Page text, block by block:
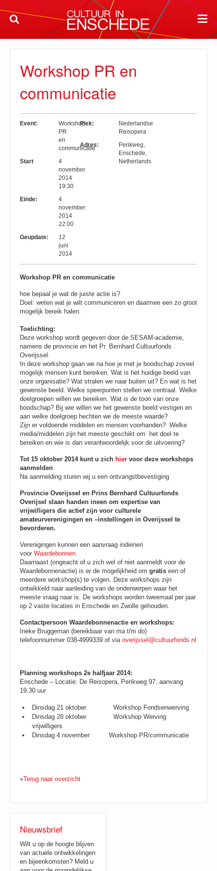
Workshop PR en
communicatie
Event:
Workshop
PR
en
communicatie
Start
4
november
2014
19:30
Einde:
4
november
2014
22:00
Geupdate:
12
juni
2014
Plek:
Nederlandse
Reisopera
Adres:
Perikweg,
Enschede,
Netherlands
Workshop PR en communicatie
hoe bepaal je wat de juiste actie is?
Doel: weten wat je wilt communiceren en daarmee een zo groot
mogelijk bereik halen.
Toelichting:
Deze workshop wordt gegeven door de SESAM-academie,
namens de provincie en het Pr. Bernhard Cultuurfonds
Overijssel.
In deze workshop gaan we na hoe je met je boodschap zoveel
mogelijk mensen kunt bereiken. Wat is het huidige beeld van
onze organisatie? Wat stralen we naar buiten uit? En wat is het
gewenste beeld. Welke speerpunten stellen we centraal. Welke
doelgroepen willen we bereiken. Wat is de toon van onze
boodschap? Bij wie willen we het gewenste beeld vestigen en
aan welke doelgroep hechten we de meeste waarde?
Zijn er voldoende middelen en mensen voorhanden? Welke
media/middelen zijn het meeste geschikt om het doel te
bereiken en wie is dan verantwoordelijk voor de uitvoering?
Tot 15 oktober 2014 kunt u zich hier voor deze workshops
aanmelden.
Na aanmelding sturen wij u een ontvangstbevestiging
Provincie Overijssel en Prins Bernhard Cultuurfonds
Overijsel slaan handen ineen om expertise van
vrijwilligers die actief zijn voor culturele
amateurverenigingen en –instellingen in Overijssel te
bevorderen.
Verenigingen kunnen een aanvraag indienen
voor Waardebonnen
Daarnaast (ongeacht of u zich wel of niet aanmeldt voor de
Waardebonnenactie) is er de mogelijkheid om gratis een of
meerdere workshop(s) te volgen. Deze workshops zijn
ontwikkeld naar aanleiding van de onderwerpen waar het
meeste vraag naar is. De workshops worden tweemaal per jaar
op 2 vaste locaties in Enschede en Zwolle gehouden.
Contactpersoon Waardebonnenactie en workshops:
Ineke Bruggeman (bereikbaar van ma t/m do)
telefoonnummer 038-4999339 of via overijssel@cultuurfonds.nl
Planning workshops 2e halfjaar 2014:
Enschede – Locatie: De Reisopera, Perikweg 97; aanvang
19.30 uur
Dinsdag 21 oktober Workshop Fondsenwerving
Dinsdag 28 oktober Workshop Werving
vrijwilligers
Dinsdag 4 november Workshop PR/communicatie
«Terug naar overzicht
Nieuwsbrief
Wilt u op de hoogte blijven
van actuele ontwikkelingen
en bijeenkomsten? Meld u